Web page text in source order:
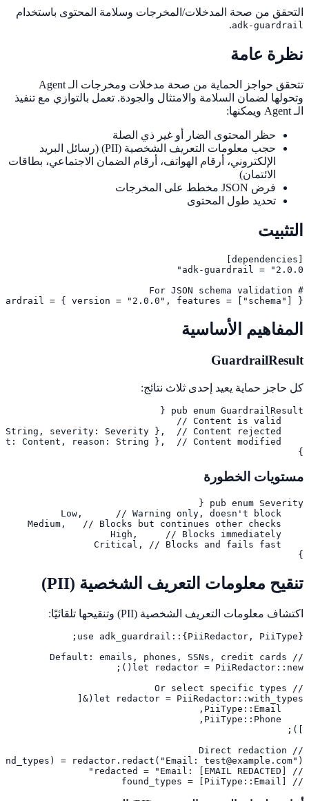
التحقق من صحة المدخلات/المخرجات وسلامة المحتوى باستخدام
adk-guardrail
.
نظرة عامة
تتحقق حواجز الحماية من صحة مدخلات ومخرجات الـ Agent
وتحولها لضمان السلامة والامتثال والجودة. تعمل بالتوازي مع تنفيذ
الـ Agent ويمكنها:
حظر المحتوى الضار أو غير ذي الصلة
حجب معلومات التعريف الشخصية (PII) (رسائل البريد
الإلكتروني، أرقام الهواتف، أرقام الضمان الاجتماعي، بطاقات
الائتمان)
فرض JSON مخطط على المخرجات
تحديد طول المحتوى
التثبيت
= { version = "2.0.0", features = ["schema"] }
المفاهيم الأساسية
GuardrailResult
كل حاجز حماية يعيد إحدى ثلاث نتائج:
}
مستويات الخطورة
}
تنقيح معلومات التعريف الشخصية (PII)
اكتشاف معلومات التعريف الشخصية (PII) وتنقيحها تلقائيًا:
// found_types = [PiiType::Email]